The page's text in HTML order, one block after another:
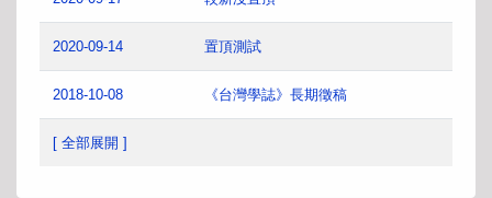
2020-09-14 置頂測試
2018-10-08 《台灣學誌》長期徵稿
[ 全部展開 ]